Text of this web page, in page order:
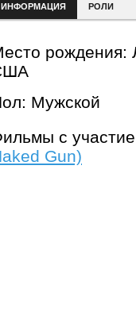
РОЛИ
рождения:
Мужской
с
Gun)